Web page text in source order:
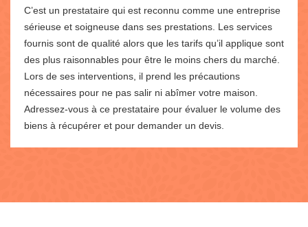
C’est un prestataire qui est reconnu comme une entreprise
sérieuse et soigneuse dans ses prestations. Les services
fournis sont de qualité alors que les tarifs qu’il applique sont
des plus raisonnables pour être le moins chers du marché.
Lors de ses interventions, il prend les précautions
nécessaires pour ne pas salir ni abîmer votre maison.
Adressez-vous à ce prestataire pour évaluer le volume des
biens à récupérer et pour demander un devis.